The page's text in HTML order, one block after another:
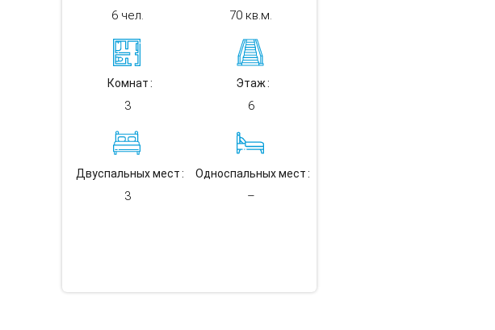
6 чел. 70 кв.м.
Комнат
3
Этаж
6
Двуспальных мест
3
Односпальных мест
–